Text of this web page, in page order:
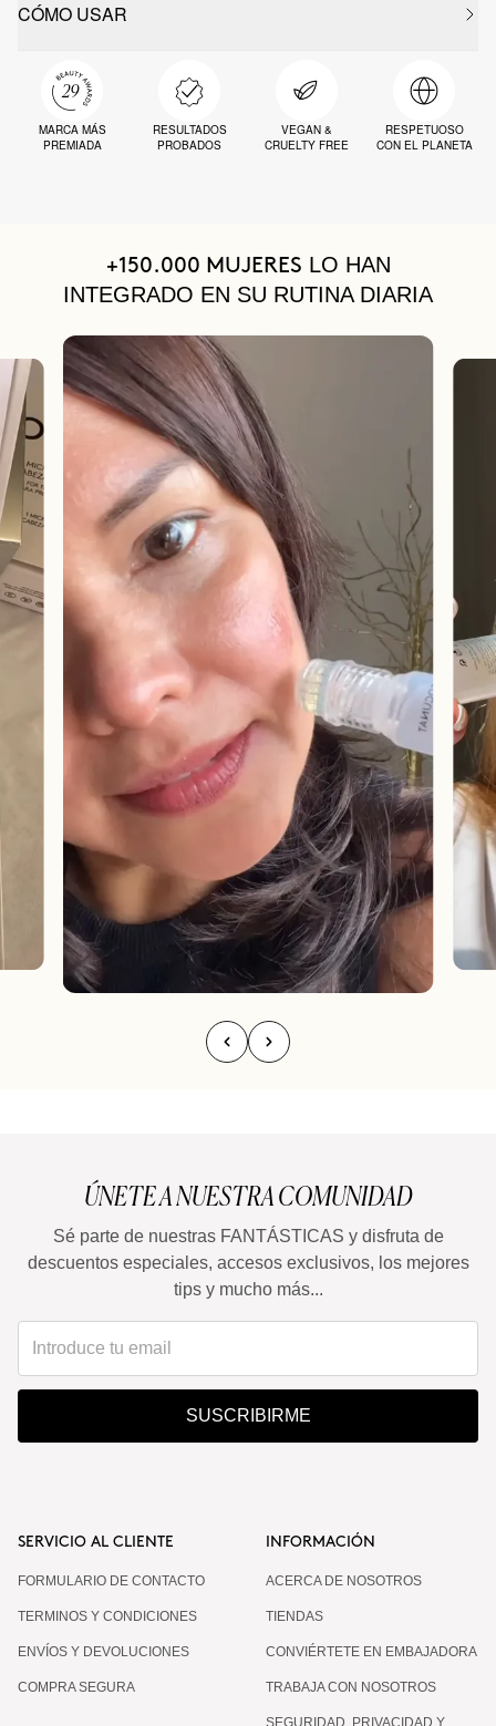
CÓMO USAR
MARCA MÁS
PREMIADA
RESULTADOS
PROBADOS
VEGAN &
CRUELTY FREE
RESPETUOSO
CON EL PLANETA
+150.000 MUJERES LO HAN
INTEGRADO EN SU RUTINA DIARIA
ÚNETE A NUESTRA COMUNIDAD
Sé parte de nuestras FANTÁSTICAS y disfruta de
descuentos especiales, accesos exclusivos, los mejores
tips y mucho más...
SUSCRIBIRME
SERVICIO AL CLIENTE
FORMULARIO DE CONTACTO
TERMINOS Y CONDICIONES
ENVÍOS Y DEVOLUCIONES
COMPRA SEGURA
INFORMACIÓN
ACERCA DE NOSOTROS
TIENDAS
CONVIÉRTETE EN EMBAJADORA
TRABAJA CON NOSOTROS
SEGURIDAD, PRIVACIDAD Y